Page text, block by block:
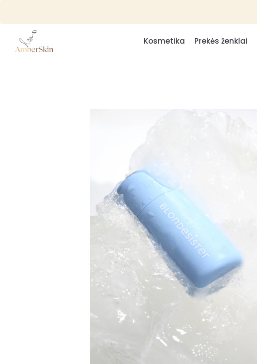
Kosmetika Prekės ženklai